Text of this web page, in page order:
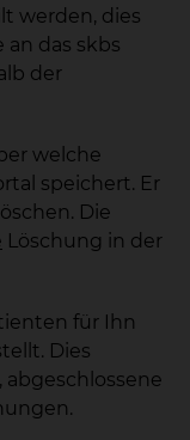
werden, dies
an das skbs
der
welche
speichert. Er
Die
Löschung in der
für Ihn
Dies